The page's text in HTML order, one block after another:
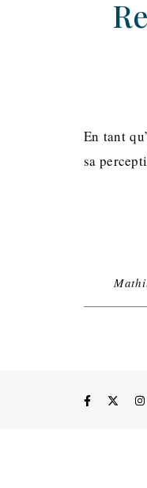
En tant
sa